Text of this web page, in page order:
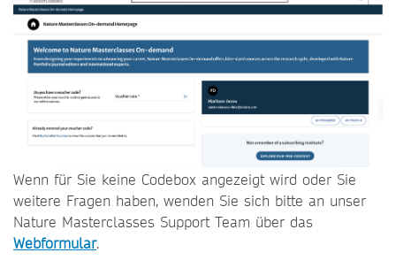
Wenn für Sie keine Codebox angezeigt wird oder Sie
weitere Fragen haben, wenden Sie sich bitte an unser
Nature Masterclasses Support Team über das
Webformular.